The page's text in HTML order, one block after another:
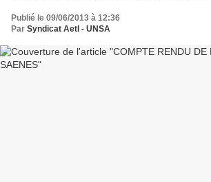
Publié le 09/06/2013 à 12:36
Par Syndicat AetI - UNSA